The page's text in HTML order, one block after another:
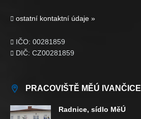
 ostatní kontaktní údaje »
 IČO: 00281859
 DIČ: CZ00281859
PRACOVIŠTĚ MĚÚ IVANČICE
Radnice, sídlo MěÚ